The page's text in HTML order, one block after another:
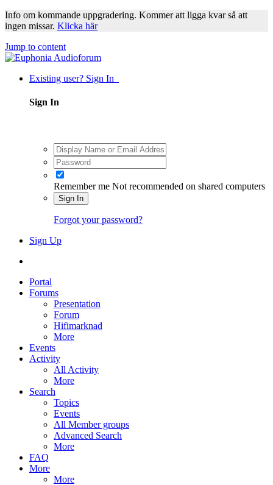
Info om kommande uppgradering. Kommer att ligga kvar så att
ingen missar. Klicka här
Jump to content
Existing user? Sign In
Sign In
Remember me Not recommended on shared computers
Sign In
Forgot your password?
Sign Up
Portal
Forums
Presentation
Forum
Hifimarknad
More
Events
Activity
All Activity
More
Search
Topics
Events
All Member groups
Advanced Search
More
FAQ
More
More